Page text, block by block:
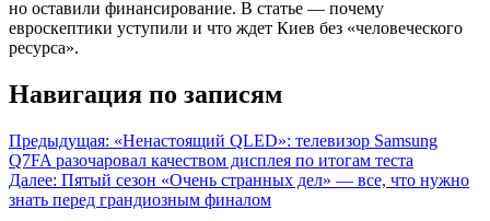
но оставили финансирование. В статье — почему
евроскептики уступили и что ждет Киев без «человеческого
ресурса».
Навигация по записям
Предыдущая: «Ненастоящий QLED»: телевизор Samsung
Q7FA разочаровал качеством дисплея по итогам теста
Далее: Пятый сезон «Очень странных дел» — все, что нужно
знать перед грандиозным финалом